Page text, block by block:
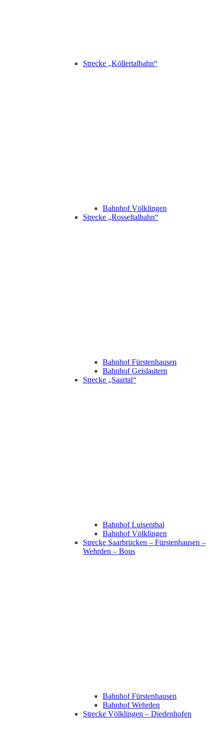
Strecke „Köllertalbahn“
Bahnhof Völklingen
Strecke „Rosseltalbahn“
Bahnhof Fürstenhausen
Bahnhof Geislautern
Strecke „Saartal“
Bahnhof Luisenthal
Bahnhof Völklingen
Strecke Saarbrücken – Fürstenhausen –
Wehrden – Bous
Bahnhof Fürstenhausen
Bahnhof Wehrden
Strecke Völklingen – Diedenhofen